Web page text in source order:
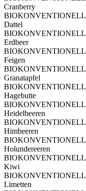
Cranberry
BIOKONVENTIONELL
Dattel
BIOKONVENTIONELL
Erdbeer
BIOKONVENTIONELL
Feigen
BIOKONVENTIONELL
Granatapfel
BIOKONVENTIONELL
Hagebutte
BIOKONVENTIONELL
Heidelbeeren
BIOKONVENTIONELL
Himbeeren
BIOKONVENTIONELL
Holundereeren
BIOKONVENTIONELL
Kiwi
BIOKONVENTIONELL
Limetten